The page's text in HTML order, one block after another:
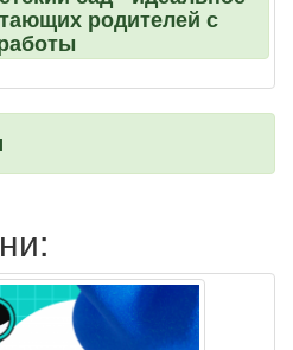
родителей с